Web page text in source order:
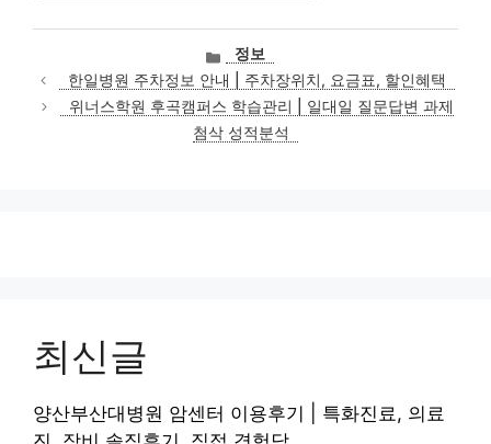
카
테
고
리
정보
한일병원 주차정보 안내 | 주차장위치, 요금표, 할인혜택
위너스학원 후곡캠퍼스 학습관리 | 일대일 질문답변 과제
첨삭 성적분석
최신글
양산부산대병원 암센터 이용후기 | 특화진료, 의료